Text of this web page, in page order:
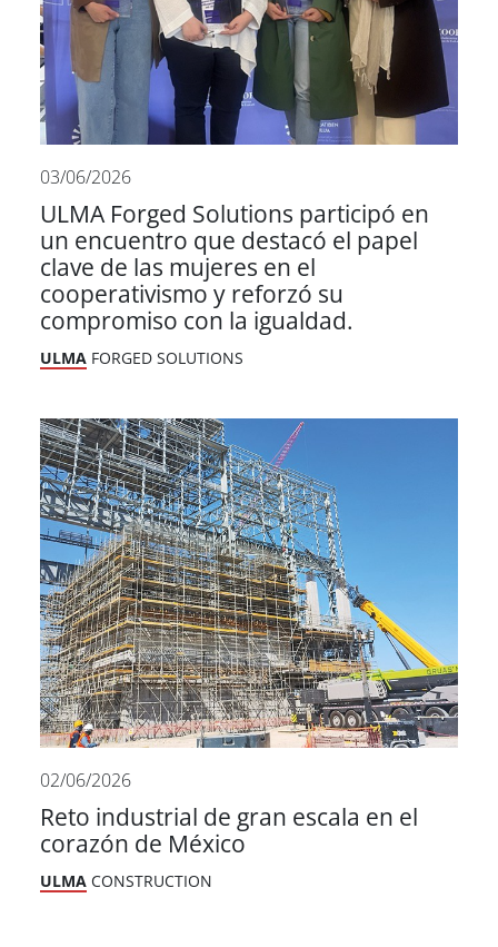
03/06/2026
ULMA Forged Solutions participó en
un encuentro que destacó el papel
clave de las mujeres en el
cooperativismo y reforzó su
compromiso con la igualdad.
ULMA FORGED SOLUTIONS
02/06/2026
Reto industrial de gran escala en el
corazón de México
ULMA CONSTRUCTION